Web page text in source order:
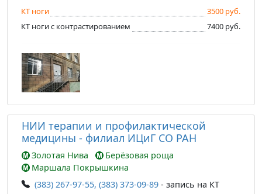
КТ ноги
3500 руб.
КТ ноги с контрастированием
7400 руб.
НИИ терапии и профилактической
медицины - филиал ИЦиГ СО РАН
Золотая Нива
Берёзовая роща
Маршала Покрышкина
(383) 267-97-55, (383) 373-09-89 - запись на КТ